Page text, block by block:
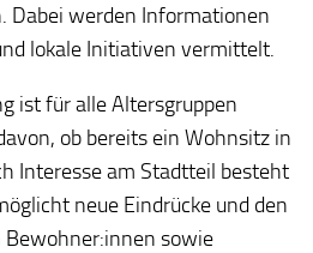
Dabei werden Informationen
lokale Initiativen vermittelt.
ist für alle Altersgruppen
ob bereits ein Wohnsitz in
Interesse am Stadtteil besteht
neue Eindrücke und den
sowie